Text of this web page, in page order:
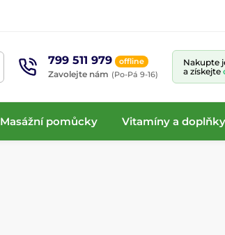
799 511 979 offline
Zavolejte nám (Po-Pá 9-16)
Nakupte
a získejte
Masážní pomůcky Vitamíny a